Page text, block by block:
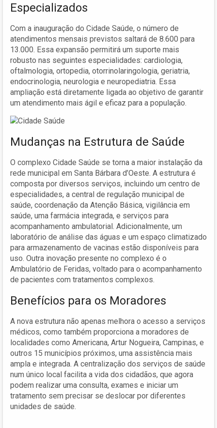
Especializados
Com a inauguração do Cidade Saúde, o número de
atendimentos mensais previstos saltará de 8.600 para
13.000. Essa expansão permitirá um suporte mais
robusto nas seguintes especialidades: cardiologia,
oftalmologia, ortopedia, otorrinolaringologia, geriatria,
endocrinologia, neurologia e neuropediatria. Essa
ampliação está diretamente ligada ao objetivo de garantir
um atendimento mais ágil e eficaz para a população.
Mudanças na Estrutura de Saúde
O complexo Cidade Saúde se torna a maior instalação da
rede municipal em Santa Bárbara d’Oeste. A estrutura é
composta por diversos serviços, incluindo um centro de
especialidades, a central de regulação municipal de
saúde, coordenação da Atenção Básica, vigilância em
saúde, uma farmácia integrada, e serviços para
acompanhamento ambulatorial. Adicionalmente, um
laboratório de análise das águas e um espaço climatizado
para armazenamento de vacinas estão disponíveis para
uso. Outra inovação presente no complexo é o
Ambulatório de Feridas, voltado para o acompanhamento
de pacientes com tratamentos complexos.
Benefícios para os Moradores
A nova estrutura não apenas melhora o acesso a serviços
médicos, como também proporciona a moradores de
localidades como Americana, Artur Nogueira, Campinas, e
outros 15 municípios próximos, uma assistência mais
ampla e integrada. A centralização dos serviços de saúde
num único local facilita a vida dos cidadãos, que agora
podem realizar uma consulta, exames e iniciar um
tratamento sem precisar se deslocar por diferentes
unidades de saúde.